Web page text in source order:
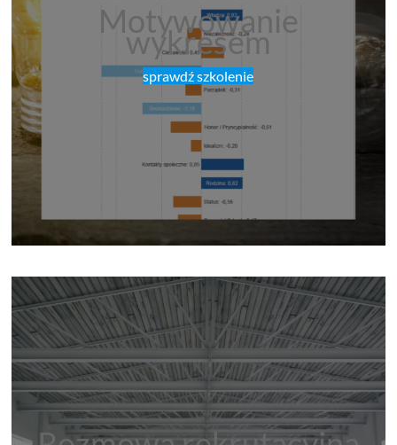
Motywowanie
wykresem
sprawdź szkolenie